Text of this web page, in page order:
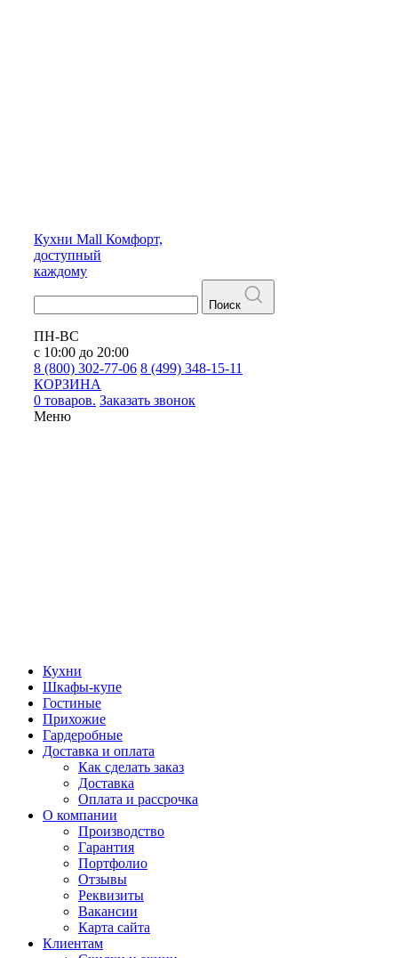
Кухни Mall Комфорт,
доступный
каждому
Поиск
ПН-ВС
с 10:00 до 20:00
8 (800) 302-77-06 8 (499) 348-15-11
КОРЗИНА
0 товаров. Заказать звонок
Меню
Кухни
Шкафы-купе
Гостиные
Прихожие
Гардеробные
Доставка и оплата
Как сделать заказ
Доставка
Оплата и рассрочка
О компании
Производство
Гарантия
Портфолио
Отзывы
Реквизиты
Вакансии
Карта сайта
Клиентам